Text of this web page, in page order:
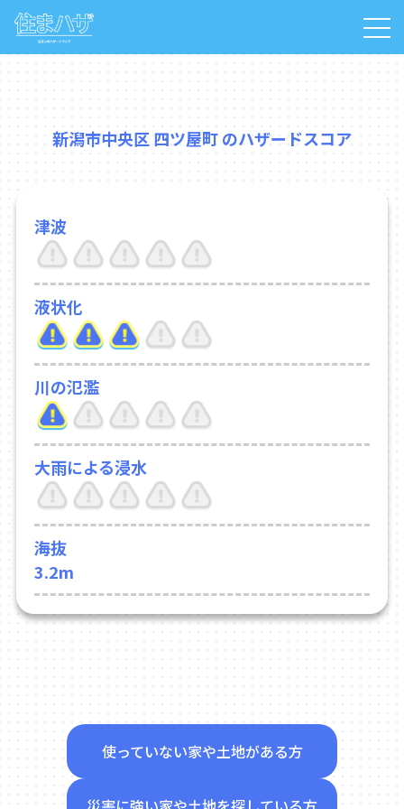
新潟市中央区 四ツ屋町 のハザードスコア
津波
液状化
川の氾濫
大雨による浸水
海抜
3.2m
使っていない家や土地がある方